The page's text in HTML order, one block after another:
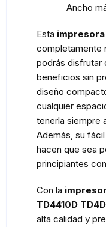
Ancho
Esta
completamente
podrás disfrutar
beneficios sin
diseño
cualquier
tenerla siempre
Además, su
hacen que sea
principiantes
Con la
TD4410D TD4D
alta calidad y